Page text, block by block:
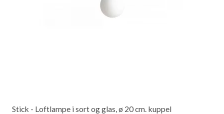
Stick - Loftlampe i sort og glas, ø 20 cm. kuppel